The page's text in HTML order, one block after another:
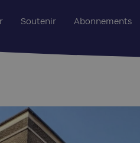
Soutenir Abonnements